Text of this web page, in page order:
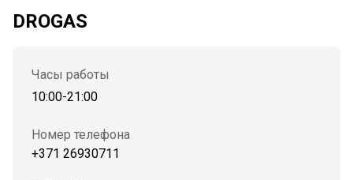
DROGAS
Часы работы
10:00-21:00
Номер телефона
+371 26930711